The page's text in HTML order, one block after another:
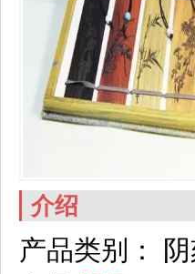
介绍
产品类别：